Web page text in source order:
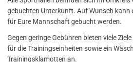
gebuchten Unterkunft. Auf Wunsch kann
für Eure Mannschaft gebucht werden.
Gegen geringe Gebühren bieten viele
für die Trainingseinheiten sowie ein
Trainingsklamotten an.